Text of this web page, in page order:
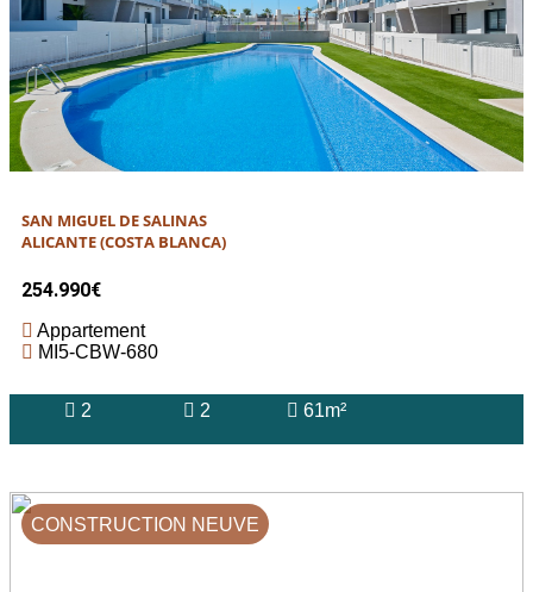
SAN MIGUEL DE SALINAS
ALICANTE (COSTA BLANCA)
254.990€
Appartement
MI5-CBW-680
2 2 61m²
CONSTRUCTION NEUVE